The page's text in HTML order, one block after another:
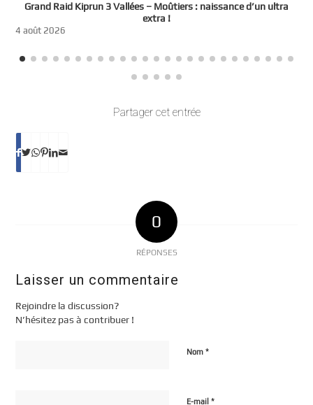
Grand Raid Kiprun 3 Vallées – Moûtiers : naissance d’un ultra
extra !
4 août 2026
Partager cet entrée
0
RÉPONSES
Laisser un commentaire
Rejoindre la discussion?
N’hésitez pas à contribuer !
Nom*
E-mail*